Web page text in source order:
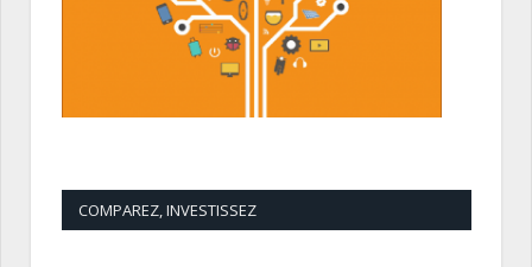
COMPAREZ, INVESTISSEZ